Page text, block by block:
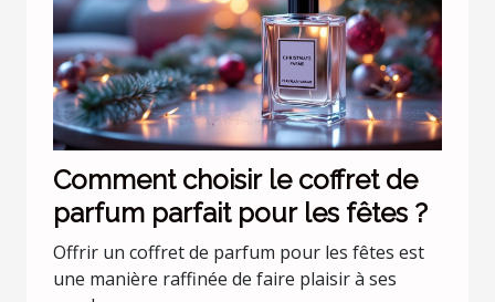
Comment choisir le coffret de
parfum parfait pour les fêtes ?
Offrir un coffret de parfum pour les fêtes est
une manière raffinée de faire plaisir à ses